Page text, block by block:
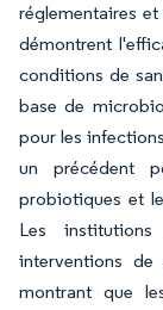
réglementaires
démontrent
conditions de
base de
pour les
un précédent
probiotiques et
Les
interventions
montrant que